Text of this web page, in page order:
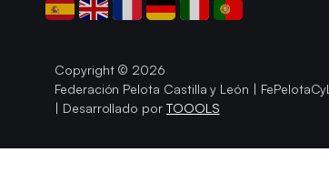
Copyright © 2026
Federación Pelota Castilla y León | FePelotaCyL
| Desarrollado por TOOOLS